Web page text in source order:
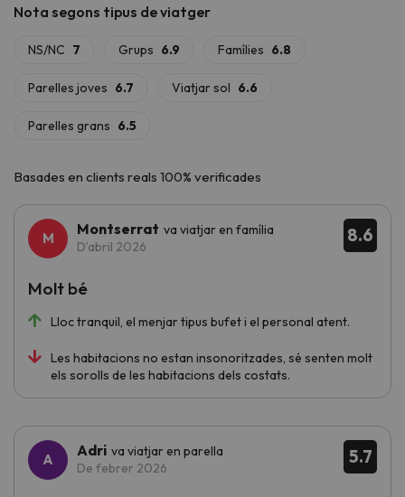
millor elecció.
Basades en clients reals 100% verificades
8.6
Montserrat va viatjar en família
D’abril 2026
Lloc tranquil, el menjar tipus bufet i el personal atent.
Les habitacions no estan insonoritzades, sé senten molt
els sorolls de les habitacions dels costats.
Molt bé
5.7
Adri va viatjar en parella
De febrer 2026